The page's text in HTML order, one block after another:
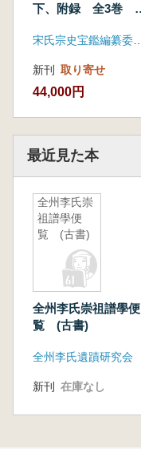
下、附録 全3巻
新刊 取り寄せ
44,000円
最近見た本
全州李氏崇
祖譜學便
覧 (古書)
全州李氏崇祖譜學便
覧 (古書)
全州李氏遺蹟研究会
新刊 在庫なし